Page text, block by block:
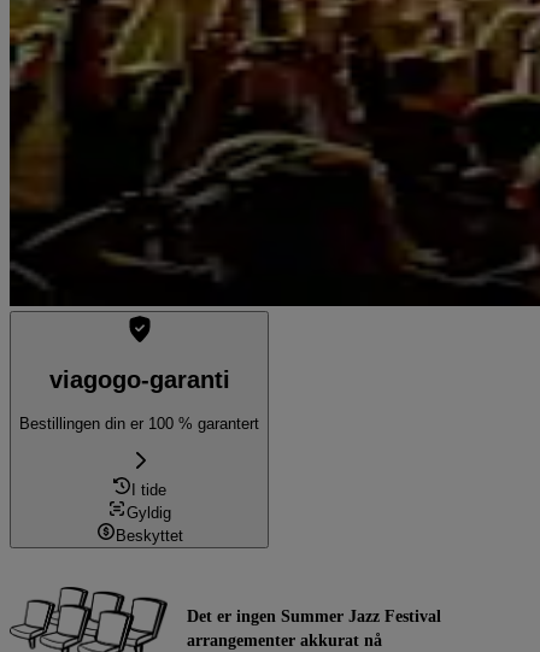
viagogo-garanti
Bestillingen din er 100 % garantert
I tide
Gyldig
Beskyttet
Det er ingen Summer Jazz Festival
arrangementer akkurat nå